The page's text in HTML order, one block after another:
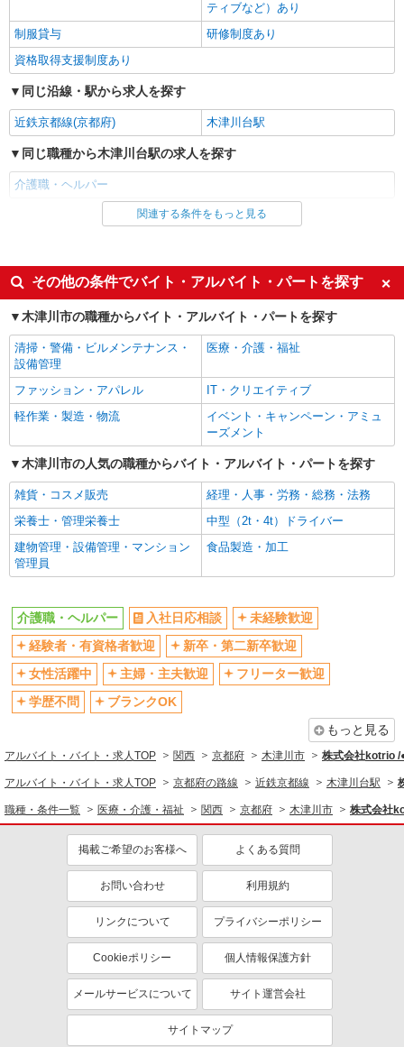
ティブなど）あり
制服貸与
研修制度あり
資格取得支援制度あり
同じ沿線・駅から求人を探す
近鉄京都線(京都府) 木津川台駅
同じ職種から木津川台駅の求人を探す
介護職・ヘルパー
同じ雇用形態から木津川台駅の求人を探す
同じ特徴から木津川台駅の求人を探す
入社日応相談
未経験歓迎
経験者・有資格者歓迎
新卒・第二新卒歓迎
女性活躍中
フリーター歓迎
学歴不問
ブランクOK
ミドル（40代～）活躍中
シニア（60代～）活躍中
高収入・高額
ボーナス・賞与あり
昇給あり
完全週休2日制
フルタイム歓迎
禁煙・分煙
駅直結・駅チカ
車通勤OK
バイク通勤OK
社会保険あり
産休・育休取得実績あり
退職金・財形貯蓄制度あり
各種手当（家族・役職・インセン
ティブなど）あり
制服貸与
資格取得支援制度あり
同じ職種から求人を探す
医療・介護・福祉
介護職・ヘルパー
同じ特徴から求人を探す
未経験歓迎
ミドル（40代～）活躍中
社会保険あり
産休・育休取得実績あり
関連する条件をもっと見る
その他の条件でバイト・アルバイト・パートを探す
木津川市の職種からバイト・アルバイト・パートを探す
清掃・警備・ビルメンテナンス・
設備管理
医療・介護・福祉
ファッション・アパレル
IT・クリエイティブ
軽作業・製造・物流
イベント・キャンペーン・アミュ
ーズメント
木津川市の人気の職種からバイト・アルバイト・パートを探す
雑貨・コスメ販売
経理・人事・労務・総務・法務
栄養士・管理栄養士
中型（2t・4t）ドライバー
建物管理・設備管理・マンション
管理員
食品製造・加工
介護職・ヘルパー 入社日応相談
未経験歓迎
経験者・有資格者歓迎
新卒・第二新卒歓迎
女性活躍中
主婦・主夫歓迎
フリーター歓迎
学歴不問
ブランクOK
もっと見る
アルバイト・バイト・求人TOP 関西 京都府 木津川市 株式会社kotrio /
アルバイト・バイト・求人TOP 京都府の路線 近鉄京都線 木津川台駅
職種・条件一覧 医療・介護・福祉 関西 京都府 木津川市 株式会社
掲載ご希望のお客様へ よくある質問
お問い合わせ 利用規約
リンクについて プライバシーポリシー
Cookieポリシー 個人情報保護方針
メールサービスについて サイト運営会社
サイトマップ